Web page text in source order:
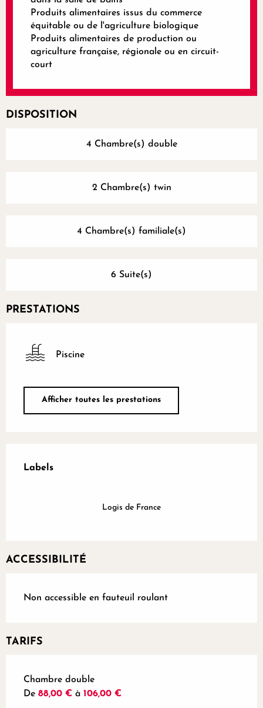
Produits alimentaires issus du commerce
équitable ou de l'agriculture biologique
Produits alimentaires de production ou
agriculture française, régionale ou en circuit-
court
DISPOSITION
4 Chambre(s) double
2 Chambre(s) twin
4 Chambre(s) familiale(s)
6 Suite(s)
PRESTATIONS
Piscine
Afficher toutes les prestations
Labels
Labels
Logis de France
ACCESSIBILITÉ
Non accessible en fauteuil roulant
TARIFS
Tarifs 2026
Chambre double
De 88,00 € à 106,00 €